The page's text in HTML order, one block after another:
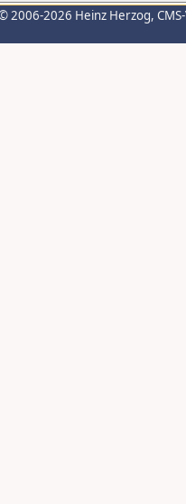
2006-2026 Heinz Herzog,